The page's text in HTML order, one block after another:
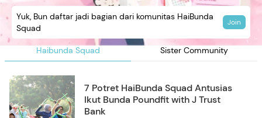
Haibunda Squad Sister Community
Yuk, Bun daftar jadi bagian dari komunitas HaiBunda
Squad
Join
7 Potret HaiBunda Squad Antusias
Ikut Bunda Poundfit with J Trust
Bank